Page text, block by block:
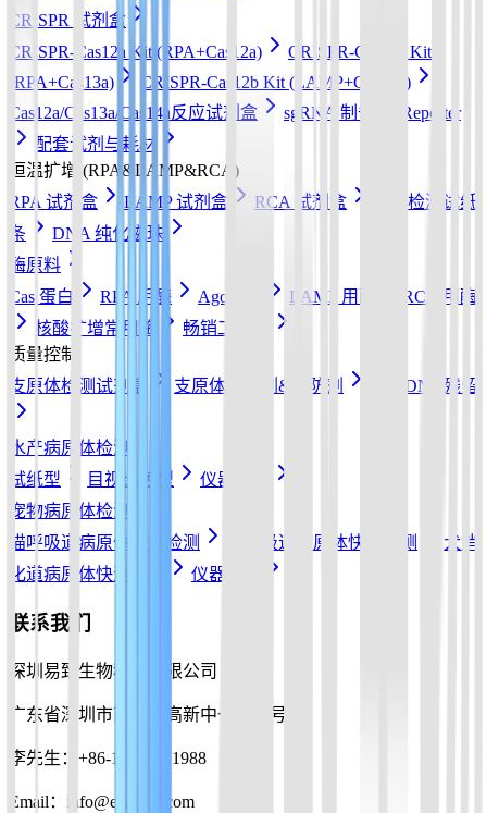
CRISPR 试剂盒
CRISPR-Cas12a Kit (RPA+Cas12a)
CRISPR-Cas13a Kit
(RPA+Cas13a)
CRISPR-Cas12b Kit (LAMP+Cas12b)
Cas12a/Cas13a/Cas14a反应试剂盒
sgRNA 制备
Reporter
配套试剂与耗材
恒温扩增 (RPA&LAMP&RCA)
RPA 试剂盒
LAMP 试剂盒 RCA 试剂盒
核酸检测试纸
条
DNA 纯化磁珠
酶原料
Cas 蛋白
RPA 用酶 Ago蛋白 LAMP 用酶
RCA 用酶
核酸扩增常用酶
畅销工具酶
质量控制
支原体检测试剂盒
支原体清除剂&预防剂 宿主DNA残留
水产病原体检测
试纸型
目视比色型
仪器配件
宠物病原体检测
猫呼吸道病原体快速检测
犬呼吸道病原体快速检测
犬消
化道病原体快速检测
仪器配件
联系我们
深圳易致生物科技有限公司
广东省深圳市南山区高新中一道10号
李先生：+86-19925271988
Email：info@ezassay.com